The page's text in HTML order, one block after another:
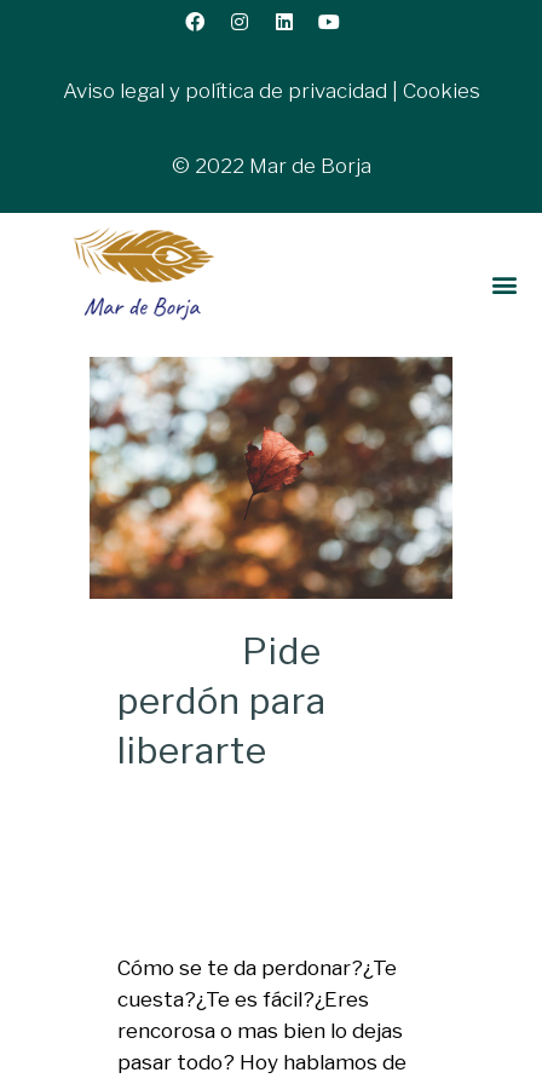
Aviso legal y política de privacidad Cookies
© 2022 Mar de Borja
Pide
perdón para
liberarte
Cómo se te da perdonar?¿Te
cuesta?¿Te es fácil?¿Eres
rencorosa o mas bien lo dejas
pasar todo? Hoy hablamos de